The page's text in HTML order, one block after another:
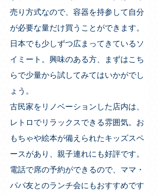
売り方式なので、容器を持参して自分
が必要な量だけ買うことができます。
日本でも少しずつ広まってきているソ
イミート。興味のある方、まずはこち
らで少量から試してみてはいかがでし
ょう。
古民家をリノベーションした店内は、
レトロでリラックスできる雰囲気。お
もちゃや絵本が備えられたキッズスペ
ースがあり、親子連れにも好評です。
電話で席の予約ができるので、ママ・
パパ友とのランチ会にもおすすめです